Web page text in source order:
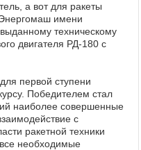
а вот для ракеты
имени
техническому
двигателя РД-180 с
первой ступени
Победителем стал
наиболее совершенные
с
ракетной техники
необходимые